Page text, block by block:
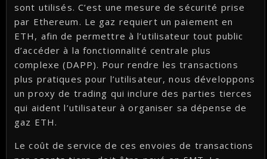
sont utilisés. C’est une mesure de sécurité prise
par Ethereum. Le gaz requiert un paiement en
ETH, afin de permettre à l’utilisateur tout public
d’accéder à la fonctionnalité centrale plus
complexe (DAPP). Pour rendre les transactions
plus pratiques pour l’utilisateur, nous développons
un proxy de trading qui inclure des parties tierces
qui aident l’utilisateur à organiser sa dépense de
gaz ETH.
Le coût de service de ces envoies de transactions